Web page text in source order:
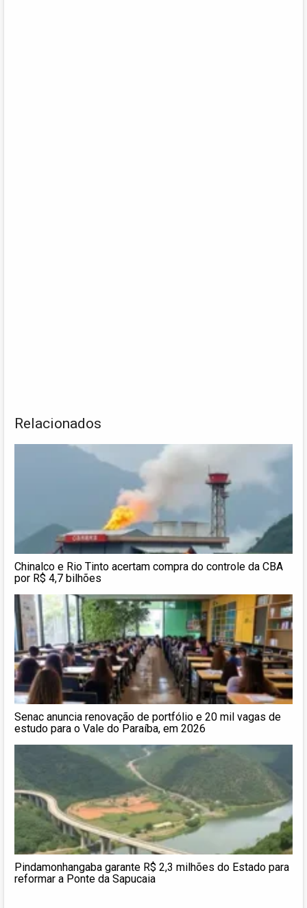
Relacionados
Chinalco e Rio Tinto acertam compra do controle da CBA
por R$ 4,7 bilhões
Senac anuncia renovação de portfólio e 20 mil vagas de
estudo para o Vale do Paraíba, em 2026
Pindamonhangaba garante R$ 2,3 milhões do Estado para
reformar a Ponte da Sapucaia